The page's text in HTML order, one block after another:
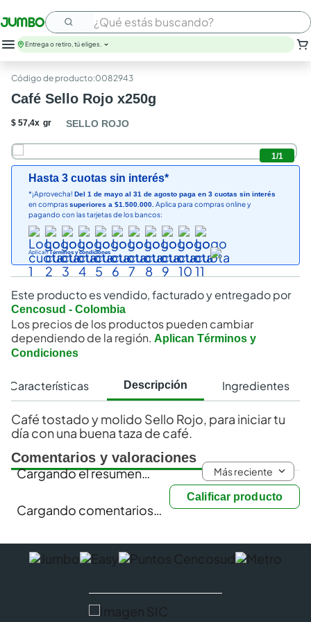
¿Qué estás buscando?
Entrega o retiro, tú eliges.
:0082943
Café Sello Rojo x250g
$ 57,4x gr SELLO ROJO
1/1
Hasta 3 cuotas sin interés*
*¡Aprovecha! Del 1 de mayo al 31 de agosto paga en 3 cuotas sin interés
en comprassuperiores a $1.500.000. Aplica para compras online y
pagando con las tarjetas de los bancos:
AplicanTérminos y condiciones
Este producto es vendido, facturado y entregado por
Cencosud - Colombia
Los precios de los productos pueden cambiar
dependiendo de la región. Aplican Términos y
Condiciones
Características Descripción Ingredientes
Café tostado y molido Sello Rojo, para iniciar tu
día con una buena taza de café.
Comentarios y valoraciones
Calificar producto
Cargando el resumen… Más reciente
Cargando comentarios…